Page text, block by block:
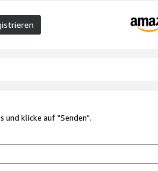
und klicke auf "Senden".